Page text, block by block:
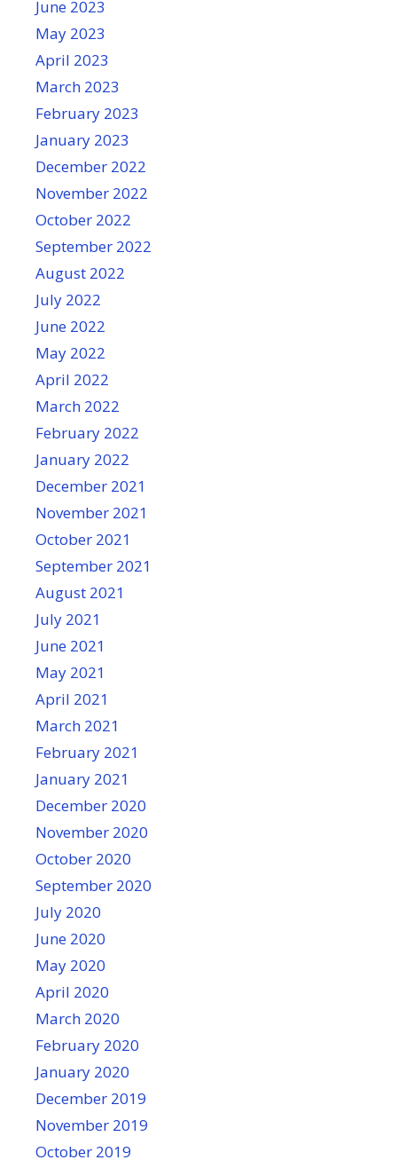
June 2023
May 2023
April 2023
March 2023
February 2023
January 2023
December 2022
November 2022
October 2022
September 2022
August 2022
July 2022
June 2022
May 2022
April 2022
March 2022
February 2022
January 2022
December 2021
November 2021
October 2021
September 2021
August 2021
July 2021
June 2021
May 2021
April 2021
March 2021
February 2021
January 2021
December 2020
November 2020
October 2020
September 2020
July 2020
June 2020
May 2020
April 2020
March 2020
February 2020
January 2020
December 2019
November 2019
October 2019